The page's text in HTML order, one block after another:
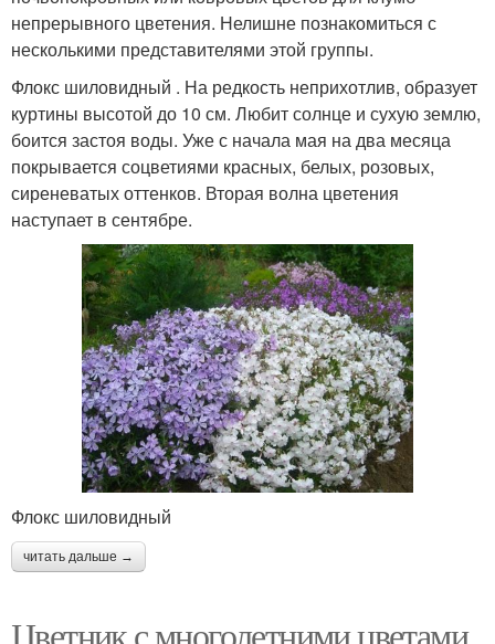
непрерывного цветения. Нелишне познакомиться с
несколькими представителями этой группы.
Флокс шиловидный . На редкость неприхотлив, образует
куртины высотой до 10 см. Любит солнце и сухую землю,
боится застоя воды. Уже с начала мая на два месяца
покрывается соцветиями красных, белых, розовых,
сиреневатых оттенков. Вторая волна цветения
наступает в сентябре.
Флокс шиловидный
читать дальше →